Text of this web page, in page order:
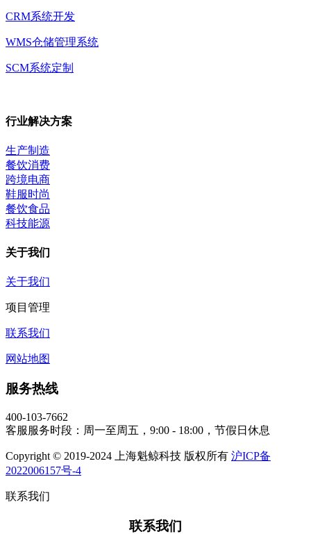
CRM系统开发
WMS仓储管理系统
SCM系统定制
行业解决方案
生产制造
餐饮消费
跨境电商
鞋服时尚
餐饮食品
科技能源
关于我们
关于我们
项目管理
联系我们
网站地图
服务热线
400-103-7662
客服服务时段：周一至周五，9:00 - 18:00，节假日休息
Copyright © 2019-2024 上海魁鲸科技 版权所有 沪ICP备
2022006157号-4
联系我们
联系我们